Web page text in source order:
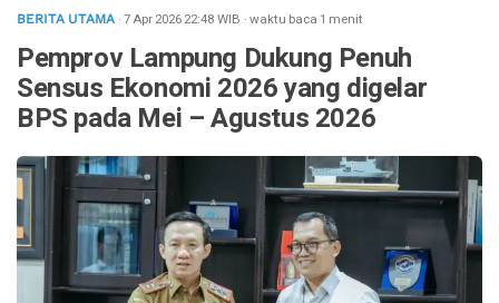
BERITA UTAMA · 7 Apr 202622:48WIB ·waktu baca 1 menit
Pemprov Lampung Dukung Penuh
Sensus Ekonomi 2026 yang digelar
BPS pada Mei – Agustus 2026